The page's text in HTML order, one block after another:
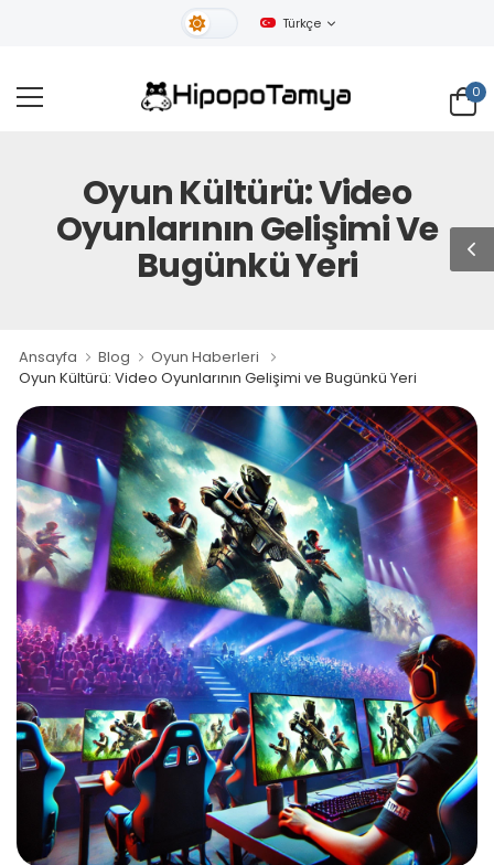
Gündüz Tema
Türkçe
0
Oyun Kültürü: Video
Oyunlarının Gelişimi Ve
Bugünkü Yeri
Ansayfa Blog
Oyun Haberleri
Oyun Kültürü: Video Oyunlarının Gelişimi ve Bugünkü Yeri